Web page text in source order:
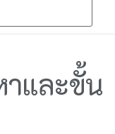
และขั้น